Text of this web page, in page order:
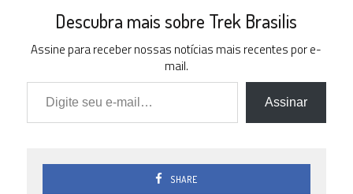
Descubra mais sobre Trek Brasilis
Assine para receber nossas notícias mais recentes por e-
mail.
Digite seu e-mail…
Assinar
SHARE